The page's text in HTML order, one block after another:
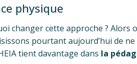
physique
changer cette approche ? Alors
pourtant aujourd’hui de
tient davantage dans la